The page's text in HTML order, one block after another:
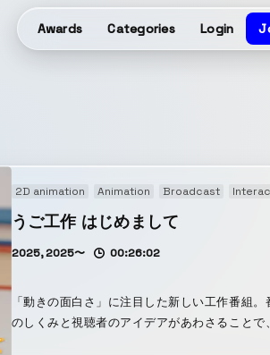
Awards Categories Login
2D animation Animation Broadcast
うご工作 はじめまして
2025, 2025〜 00:26:02
「動きの面白さ」に注目した新しい工作番組
のしくみと視聴者のアイデアがあわさることで